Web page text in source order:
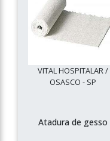
VITAL HOSPITALAR /
OSASCO - SP
Atadura de gesso